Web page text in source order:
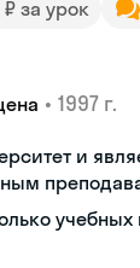
₽ за урок
• 1997 г.
и